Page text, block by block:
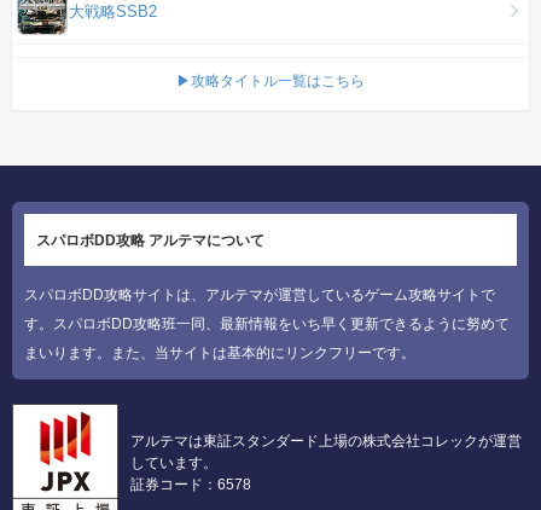
大戦略SSB2
▶攻略タイトル一覧はこちら
スパロボDD攻略 アルテマについて
スパロボDD攻略サイトは、アルテマが運営しているゲーム攻略サイトで
す。スパロボDD攻略班一同、最新情報をいち早く更新できるように努めて
まいります。また、当サイトは基本的にリンクフリーです。
アルテマは東証スタンダード上場の株式会社コレックが運営
しています。
証券コード：6578